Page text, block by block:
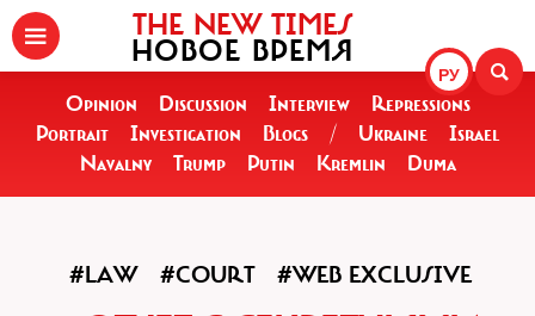
РУ
THE NEW TIMES
НОВОЕ ВРЕМЯ
Opinion Discussion Interview
Repressions
Portrait
Investigation Blogs / Ukraine
Israel
Navalny
Trump Putin Kremlin Duma
#LAW #COURT #WEB EXCLUSIVE